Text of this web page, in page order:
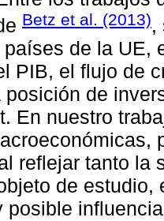
Betz et al. (2013),
de la UE,
PIB, el flujo de
posición de
En nuestro
reflejar tanto la
de
posible